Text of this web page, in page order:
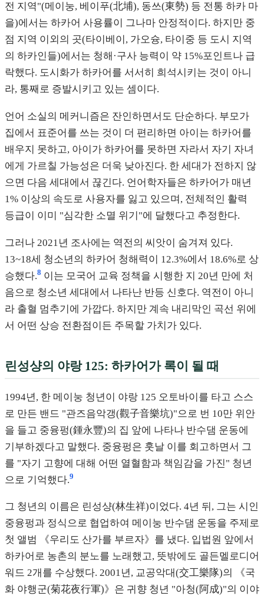
전 지역"(메이눙, 베이푸(北埔), 동쓰(東勢) 등 전통 하카 마
을)에서는 하카어 사용률이 그나마 안정적이다. 하지만 중
점 지역 이외의 곳(타이베이, 가오슝, 타이중 등 도시 지역
의 하카인들)에서는 청해·구사 능력이 약 15%포인트나 급
락했다. 도시화가 하카어를 서서히 희석시키는 것이 아니
라, 통째로 증발시키고 있는 셈이다.
언어 소실의 메커니즘은 잔인하면서도 단순하다. 부모가
집에서 표준어를 쓰는 것이 더 편리하면 아이는 하카어를
배우지 못하고, 아이가 하카어를 못하면 자라서 자기 자녀
에게 가르칠 가능성은 더욱 낮아진다. 한 세대가 전하지 않
으면 다음 세대에서 끊긴다. 언어학자들은 하카어가 매년
1% 이상의 속도로 사용자를 잃고 있으며, 전체적인 활력
등급이 이미 "심각한 소멸 위기"에 달했다고 추정한다.
그러나 2021년 조사에는 역전의 씨앗이 숨겨져 있다.
13~18세 청소년의 하카어 청해력이 12.3%에서 18.6%로 상
승했다.8 이는 모국어 교육 정책을 시행한 지 20년 만에 처
음으로 청소년 세대에서 나타난 반등 신호다. 역전이 아니
라 출혈 멈추기에 가깝다. 하지만 계속 내리막인 곡선 위에
서 어떤 상승 전환점이든 주목할 가치가 있다.
린성샹의 야랑 125: 하카어가 록이 될 때
1994년, 한 메이눙 청년이 야랑 125 오토바이를 타고 스스
로 만든 밴드 "관즈음악갱(觀子音樂坑)"으로 번 10만 위안
을 들고 중융펑(鍾永豐)의 집 앞에 나타나 반수댐 운동에
기부하겠다고 말했다. 중융펑은 훗날 이를 회고하면서 그
를 "자기 고향에 대해 어떤 열혈함과 책임감을 가진" 청년
으로 기억했다.9
그 청년의 이름은 린성샹(林生祥)이었다. 4년 뒤, 그는 시인
중융펑과 정식으로 협업하여 메이눙 반수댐 운동을 주제로
첫 앨범 《우리도 산가를 부르자》를 냈다. 입법원 앞에서
하카어로 농촌의 분노를 노래했고, 뜻밖에도 골든멜로디어
워드 2개를 수상했다. 2001년, 교공악대(交工樂隊)의 《국
화 야행군(菊花夜行軍)》은 귀향 청년 "아청(阿成)"의 이야